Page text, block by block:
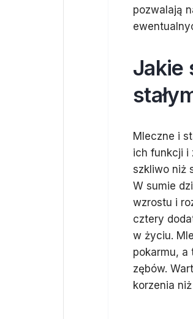
pozwalają
Jakie
Mleczne i
ich funkcji i
szkliwo niż
W sumie
wzrostu i
cztery
w życiu.
pokarmu, a
zębów.
korzenia